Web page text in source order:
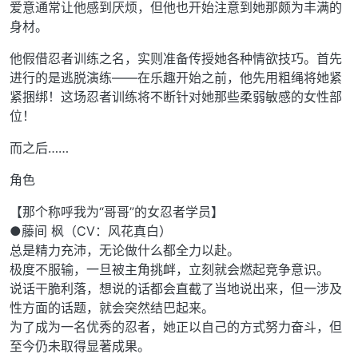
爱意通常让他感到厌烦，但他也开始注意到她那颇为丰满的
身材。
他假借忍者训练之名，实则准备传授她各种情欲技巧。首先
进行的是逃脱演练——在乐趣开始之前，他先用粗绳将她紧
紧捆绑！这场忍者训练将不断针对她那些柔弱敏感的女性部
位！
而之后……
角色
【那个称呼我为“哥哥”的女忍者学员】
●藤间 枫（CV：风花真白）
总是精力充沛，无论做什么都全力以赴。
极度不服输，一旦被主角挑衅，立刻就会燃起竞争意识。
说话干脆利落，想说的话都会直截了当地说出来，但一涉及
性方面的话题，就会突然结巴起来。
为了成为一名优秀的忍者，她正以自己的方式努力奋斗，但
至今仍未取得显著成果。